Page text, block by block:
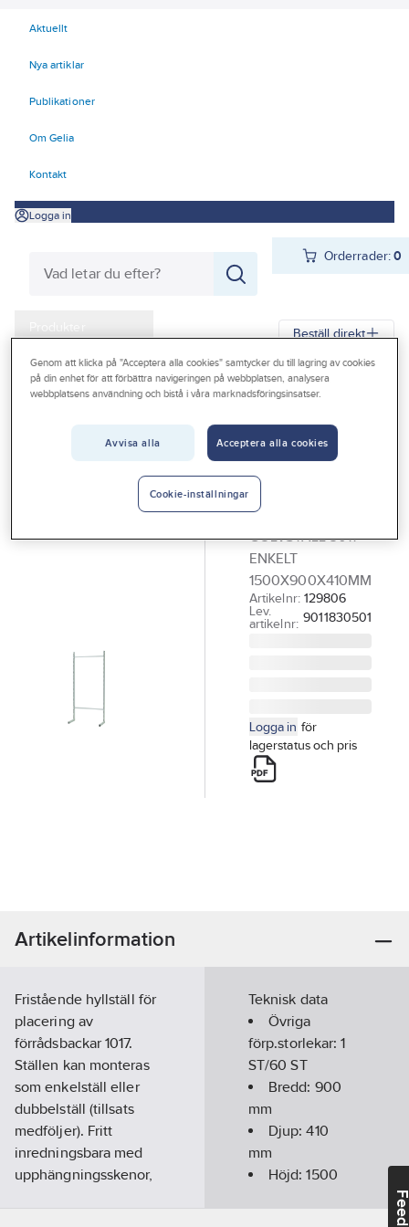
Aktuellt
Nya artiklar
Publikationer
Om Gelia
Kontakt
Logga in
Orderrader:0
Produkter
Kampanjer
Outlet
Beställ direkt
Gelia Produkter Arbetsplats Förvaring
Väskor och lådor
Golvställ
9011, 9010
GOLVSTÄLL 9011
ENKELT
1500X900X410MM
Artikelnr: 129806
Lev.
artikelnr: 9011830501
Logga in för
lagerstatus och pris
Artikelinformation
Fristående hyllställ för
placering av
förrådsbackar 1017.
Ställen kan monteras
som enkelställ eller
dubbelställ (tillsats
medföljer). Fritt
inredningsbara med
upphängningsskenor,
Teknisk data
Övriga
förp.storlekar:1
ST/60 ST
Bredd: 900
mm
Djup:410
mm
Höjd:1500
Genom att klicka på "Acceptera alla cookies" samtycker du till lagring av cookies
på din enhet för att förbättra navigeringen på webbplatsen, analysera
webbplatsens användning och bistå i våra marknadsföringsinsatser.
Avvisa alla Acceptera alla cookies
Cookie-inställningar